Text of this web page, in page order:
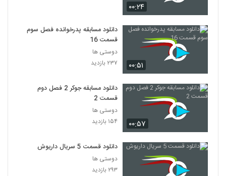
۰۰:۲۴
۰۰:۵۱
دانلود مسابقه پدرخوانده فصل سوم
قسمت 16
دوستی ها
۲۳۷ بازدید
۰۰:۵۷
دانلود مسابقه جوکر 2 فصل دوم
قسمت 2
دوستی ها
۱۵۴ بازدید
دانلود قسمت 5 سریال داریوش
دوستی ها
۲۹۳ بازدید